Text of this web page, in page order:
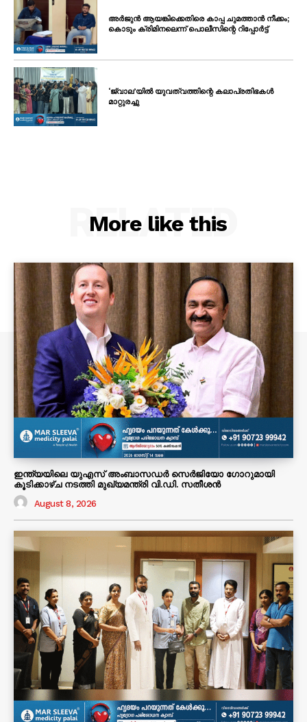
അർജുൻ ആയങ്കിക്കെതിരെ കാപ്പ ചുമത്താൻ നീക്കം;
കൊടും ക്രിമിനലെന്ന് പൊലീസിന്റെ റിപ്പോർട്ട്
‘ജ്വാല’യിൽ യുവത്വത്തിന്റെ കലാപ്രതിഭകൾ
മാറ്റുരച്ചു
More like this
RELATED
ഇന്ത്യയിലെ യുഎസ് അംബാസഡർ സെർജിയോ ഗോറുമായി
കൂടിക്കാഴ്ച നടത്തി മുഖ്യമന്ത്രി വി.ഡി. സതീശൻ
August 8, 2026